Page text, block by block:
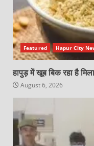
Featured Hapur City
हापुड़ में खूब बिक रहा है
August 6, 2026